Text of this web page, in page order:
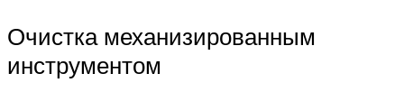
Очистка механизированным
инструментом